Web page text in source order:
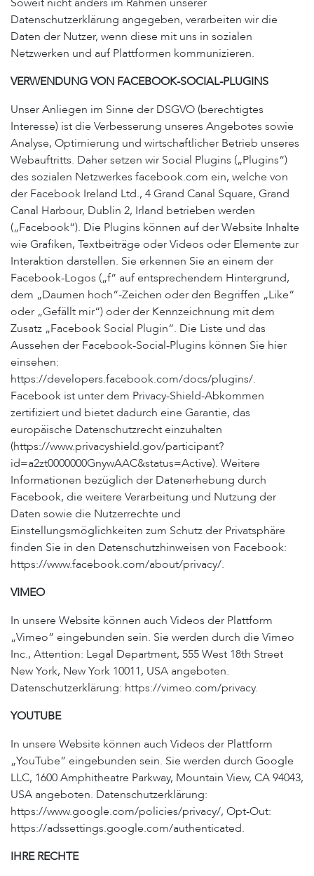
Datenschutzerklärung angegeben, verarbeiten wir die
Daten der Nutzer, wenn diese mit uns in sozialen
Netzwerken und auf Plattformen kommunizieren.
VERWENDUNG VON FACEBOOK-SOCIAL-PLUGINS
Unser Anliegen im Sinne der DSGVO (berechtigtes
Interesse) ist die Verbesserung unseres Angebotes sowie
Analyse, Optimierung und wirtschaftlicher Betrieb unseres
Webauftritts. Daher setzen wir Social Plugins („Plugins“)
des sozialen Netzwerkes facebook.com ein, welche von
der Facebook Ireland Ltd., 4 Grand Canal Square, Grand
Canal Harbour, Dublin 2, Irland betrieben werden
(„Facebook“). Die Plugins können auf der Website Inhalte
wie Grafiken, Textbeiträge oder Videos oder Elemente zur
Interaktion darstellen. Sie erkennen Sie an einem der
Facebook-Logos („f“ auf entsprechendem Hintergrund,
dem „Daumen hoch“-Zeichen oder den Begriffen „Like“
oder „Gefällt mir“) oder der Kennzeichnung mit dem
Zusatz „Facebook Social Plugin“. Die Liste und das
Aussehen der Facebook-Social-Plugins können Sie hier
einsehen:
https://developers.facebook.com/docs/plugins/.
Facebook ist unter dem Privacy-Shield-Abkommen
zertifiziert und bietet dadurch eine Garantie, das
europäische Datenschutzrecht einzuhalten
(https://www.privacyshield.gov/participant?
id=a2zt0000000GnywAAC&status=Active). Weitere
Informationen bezüglich der Datenerhebung durch
Facebook, die weitere Verarbeitung und Nutzung der
Daten sowie die Nutzerrechte und
Einstellungsmöglichkeiten zum Schutz der Privatsphäre
finden Sie in den Datenschutzhinweisen von Facebook:
https://www.facebook.com/about/privacy/.
VIMEO
In unsere Website können auch Videos der Plattform
„Vimeo” eingebunden sein. Sie werden durch die Vimeo
Inc., Attention: Legal Department, 555 West 18th Street
New York, New York 10011, USA angeboten.
Datenschutzerklärung: https://vimeo.com/privacy.
YOUTUBE
In unsere Website können auch Videos der Plattform
„YouTube” eingebunden sein. Sie werden durch Google
LLC, 1600 Amphitheatre Parkway, Mountain View, CA 94043,
USA angeboten. Datenschutzerklärung:
https://www.google.com/policies/privacy/, Opt-Out:
https://adssettings.google.com/authenticated.
IHRE RECHTE